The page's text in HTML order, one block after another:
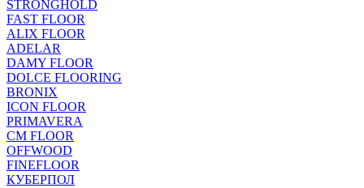
STRONGHOLD
FAST FLOOR
ALIX FLOOR
ADELAR
DAMY FLOOR
DOLCE FLOORING
BRONIX
ICON FLOOR
PRIMAVERA
CM FLOOR
OFFWOOD
FINEFLOOR
КУБЕРПОЛ